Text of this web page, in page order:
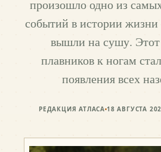
произошло одно из
событий в истории
вышли на сушу. Этот
плавников к ногам
появления всех
РЕДАКЦИЯ АТЛАСА 18 АВГУСТА